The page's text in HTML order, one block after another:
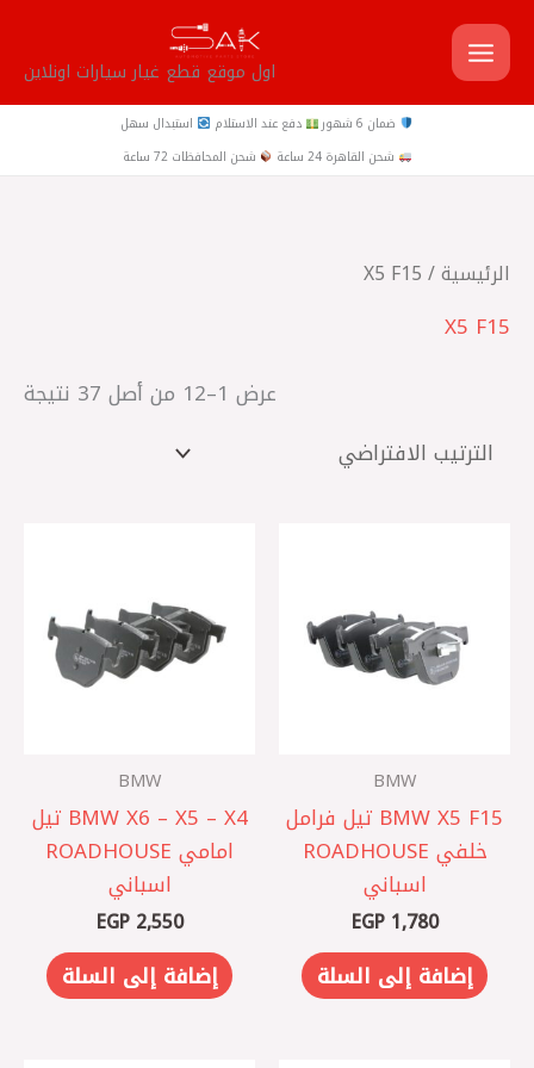
تخطي
إلى
المحتوى
اول موقع قطع غيار سيارات اونلاين
ضمان 6 شهور دفع عند الاستلام
استبدال سهل
شحن القاهرة 24 ساعة
شحن المحافظات 72 ساعة
الرئيسية/ X5 F15
X5 F15
عرض 1–12 من أصل 37 نتيجة
BMW
BMW X5 F15 تيل فرامل
خلفي ROADHOUSE
اسباني
EGP1,780
إضافة إلى السلة
BMW
BMW X6 – X5 – X4 تيل
امامي ROADHOUSE
اسباني
EGP2,550
إضافة إلى السلة